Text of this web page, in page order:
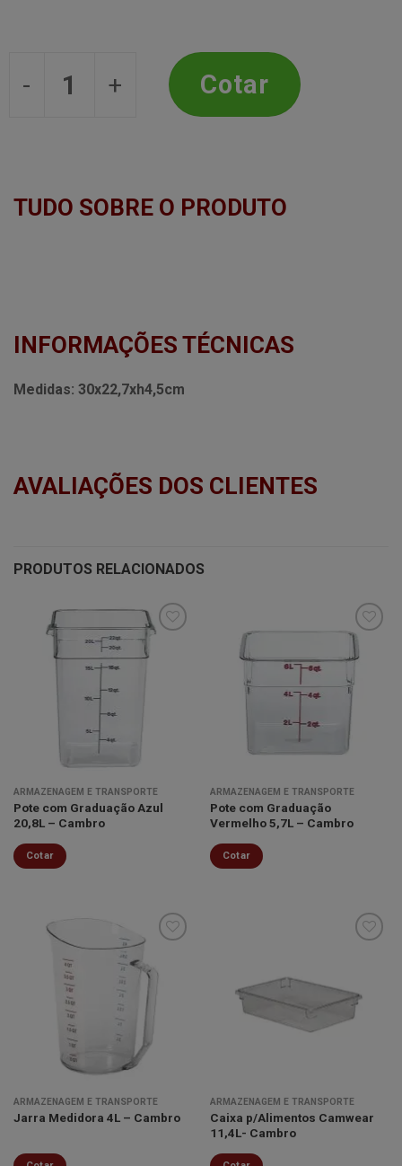
PINO DE ALUMINIO PARA
Cotar
TUDO SOBRE O PRODUTO
INFORMAÇÕES TÉCNICAS
Medidas: 30x22,7xh4,5cm
AVALIAÇÕES DOS CLIENTES
PRODUTOS RELACIONADOS
ARMAZENAGEM E TRANSPORTE
Pote com Graduação Azul
20,8L – Cambro
Cotar
Minha
lista de
ARMAZENAGEM E TRANSPORTE
Pote com Graduação
Vermelho 5,7L – Cambro
Cotar
ARMAZENAGEM E TRANSPORTE
Jarra Medidora 4L – Cambro
Minha
lista de
desejos
ARMAZENAGEM E TRANSPORTE
Caixa p/Alimentos Camwear
11,4L- Cambro